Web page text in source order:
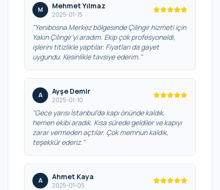
M Mehmet Yılmaz
2025-01-15
"Yenibosna Merkez bölgesinde Çilingir hizmeti için
Yakın Çilingir’yi aradım. Ekip çok profesyoneldi,
işlerini titizlikle yaptılar. Fiyatları da gayet
uygundu. Kesinlikle tavsiye ederim."
A Ayşe Demir
2025-01-10
"Gece yarısı İstanbul’da kapı önünde kaldık,
hemen ekibi aradık. Kısa sürede geldiler ve kapıyı
zarar vermeden açtılar. Çok memnun kaldık,
teşekkür ederiz."
A Ahmet Kaya
2025-01-05